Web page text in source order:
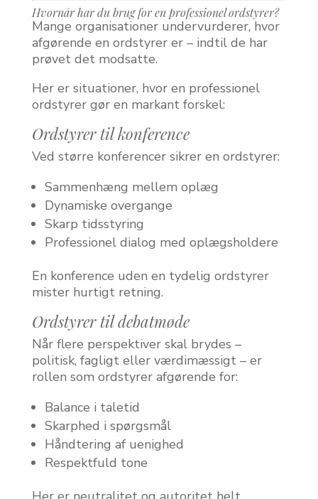
Hvornår har du brug for en professionel ordstyrer?
Mange organisationer undervurderer, hvor
afgørende en ordstyrer er – indtil de har
prøvet det modsatte.
Her er situationer, hvor en professionel
ordstyrer gør en markant forskel:
Ordstyrer til konference
Ved større konferencer sikrer en ordstyrer:
Sammenhæng mellem oplæg
Dynamiske overgange
Skarp tidsstyring
Professionel dialog med oplægsholdere
En konference uden en tydelig ordstyrer
mister hurtigt retning.
Ordstyrer til debatmøde
Når flere perspektiver skal brydes –
politisk, fagligt eller værdimæssigt – er
rollen som ordstyrer afgørende for:
Balance i taletid
Skarphed i spørgsmål
Håndtering af uenighed
Respektfuld tone